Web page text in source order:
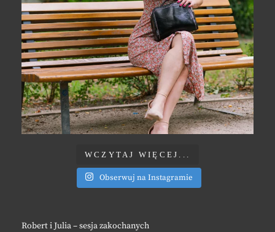
WCZYTAJ WIĘCEJ...
Obserwuj na Instagramie
Robert i Julia – sesja zakochanych